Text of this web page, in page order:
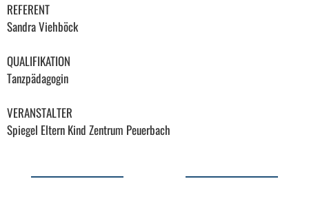
REFERENT
Sandra Viehböck
QUALIFIKATION
Tanzpädagogin
VERANSTALTER
Spiegel Eltern Kind Zentrum Peuerbach